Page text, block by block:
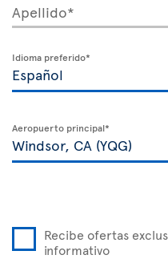
Apellido*
Idioma preferido*
Aeropuerto principal*
Recibe ofertas
informativo